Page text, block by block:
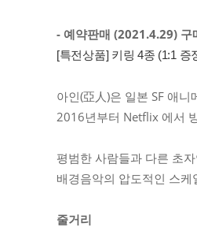
- 예약판매 (2021.4.29) 구
[특전상품] 키링 4종 (1:1
아인(亞人)은 일본 SF 애
2016년부터 Netflix 에서
평범한 사람들과 다른 초
배경음악의 압도적인 스
줄거리